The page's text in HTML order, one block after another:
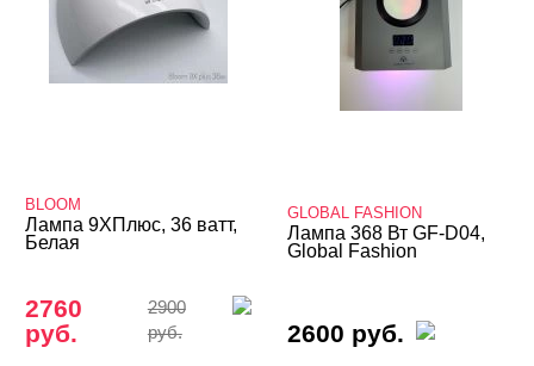
BLOOM
Лампа 9XПлюс, 36 ватт,
Белая
2760
руб.
2900
руб.
GLOBAL FASHION
Лампа 368 Вт GF-D04,
Global Fashion
2600 руб.